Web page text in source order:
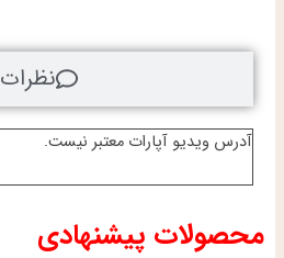
آدرس ویدیو آپارات معتبر نیست.
نظرات
محصولات پیشنهادی